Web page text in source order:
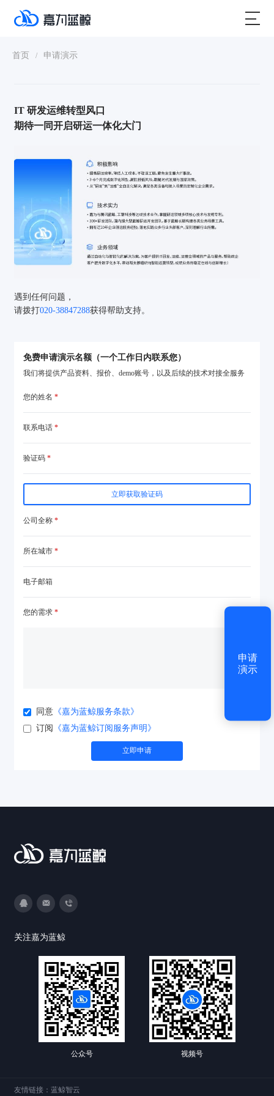
首页 / 申请演示
IT 研发运维转型风口
期待一同开启研运一体化大门
遇到任何问题，
请拨打020-38847288获得帮助支持。
免费申请演示名额（一个工作日内联系您）
我们将提供产品资料、报价、demo账号，以及后续的技术对接全服务
您的姓名 *
联系电话 *
验证码 *
立即获取验证码
公司全称 *
所在城市 *
电子邮箱
您的需求 *
同意 《嘉为蓝鲸服务条款》
订阅
《嘉为蓝鲸订阅服务声明》
立即申请
关注嘉为蓝鲸
公众号 视频号
友情链接：蓝鲸智云
忘记密码
申请
演示